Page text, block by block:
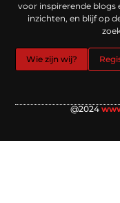
voor inspirerende blogs
inzichten, en blijf op
Wie zijn wij?
@2024